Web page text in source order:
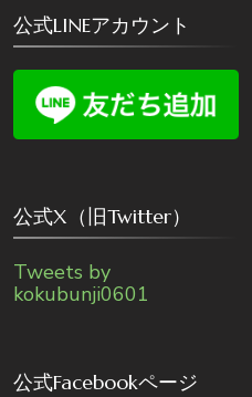
公式LINEアカウント
公式X（旧Twitter）
Tweets by
kokubunji0601
公式Facebookページ